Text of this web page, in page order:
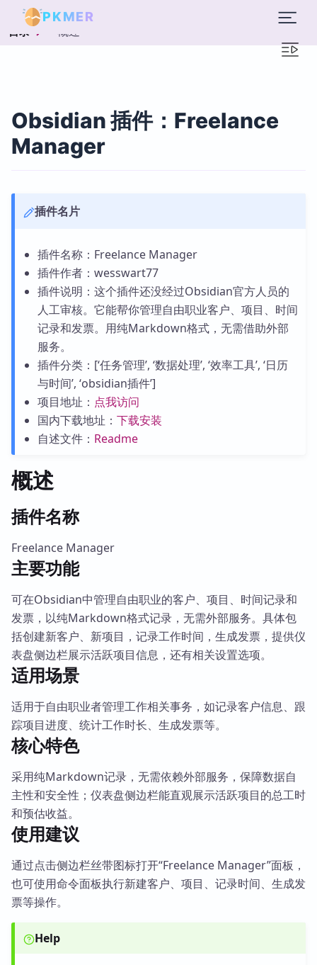
PKMER
目录 概述
Obsidian 插件：Freelance
Manager
插件名片
插件名称：Freelance Manager
插件作者：wesswart77
插件说明：这个插件还没经过Obsidian官方人员的
人工审核。它能帮你管理自由职业客户、项目、时间
记录和发票。用纯Markdown格式，无需借助外部
服务。
插件分类：[‘任务管理’, ‘数据处理’, ‘效率工具’, ‘日历
与时间’, ‘obsidian插件’]
项目地址： 点我访问
国内下载地址： 下载安装
自述文件： Readme
概述
插件名称
Freelance Manager
主要功能
可在Obsidian中管理自由职业的客户、项目、时间记录和
发票，以纯Markdown格式记录，无需外部服务。具体包
括创建新客户、新项目，记录工作时间，生成发票，提供仪
表盘侧边栏展示活跃项目信息，还有相关设置选项。
适用场景
适用于自由职业者管理工作相关事务，如记录客户信息、跟
踪项目进度、统计工作时长、生成发票等。
核心特色
采用纯Markdown记录，无需依赖外部服务，保障数据自
主性和安全性；仪表盘侧边栏能直观展示活跃项目的总工时
和预估收益。
使用建议
通过点击侧边栏丝带图标打开“Freelance Manager”面板，
也可使用命令面板执行新建客户、项目、记录时间、生成发
票等操作。
Help